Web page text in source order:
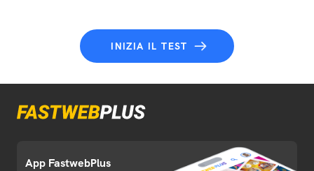
INIZIA IL TEST
App FastwebPlus